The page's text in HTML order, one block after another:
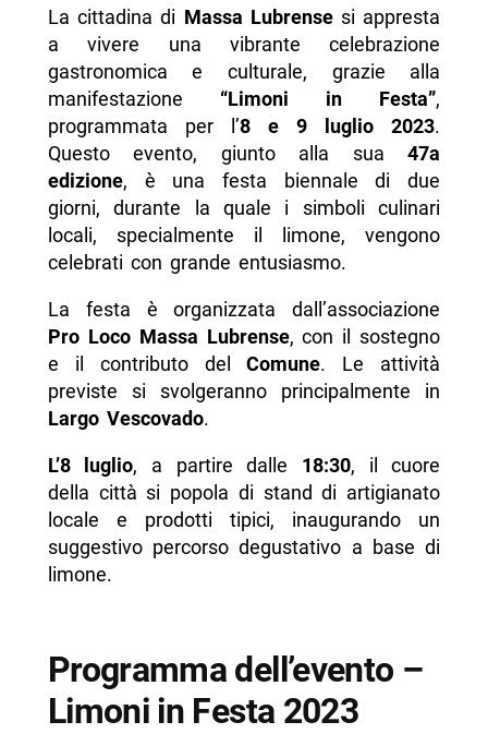
La cittadina di Massa Lubrensesi appresta
a vivere una vibrante celebrazione
gastronomica e culturale, grazie alla
manifestazione “Limoni in Festa”,
programmata per l’8 e 9 luglio 2023.
Questo evento, giunto alla sua47a
edizione, è una festa biennale di due
giorni, durante la quale i simboli culinari
locali, specialmente il limone, vengono
celebrati con grande entusiasmo.
La festa è organizzata dall’associazione
Pro Loco Massa Lubrense, con il sostegno
e il contributo delComune. Le attività
previste si svolgeranno principalmente in
Largo Vescovado.
L’8 luglio, a partire dalle 18:30, il cuore
della città si popola di stand di artigianato
locale e prodotti tipici, inaugurando un
suggestivo percorso degustativo a base di
limone.
Programma dell’evento –
Limoni in Festa 2023